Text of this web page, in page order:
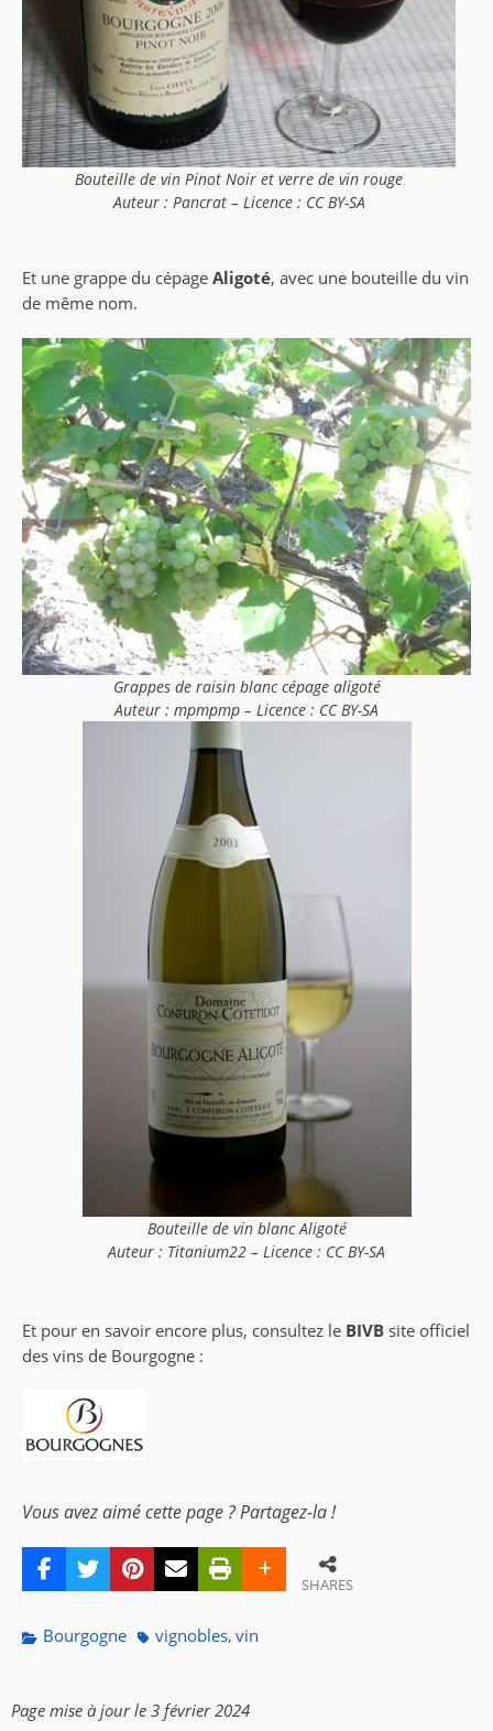
Bouteille de vin Pinot Noir et verre de vin rouge
Auteur : Pancrat – Licence : CC BY-SA
Et une grappe du cépageAligoté, avec une bouteille du vin
de même nom.
Grappes de raisin blanc cépage aligoté
Auteur : mpmpmp – Licence : CC BY-SA
Bouteille de vin blanc Aligoté
Auteur : Titanium22 – Licence : CC BY-SA
Et pour en savoir encore plus, consultez le BIVBsite officiel
des vins de Bourgogne :
Vous avez aimé cette page ? Partagez-la !
SHARES
Categories
Bourgogne Tagsvignobles, vin
Page mise à jour le 3 février 2024